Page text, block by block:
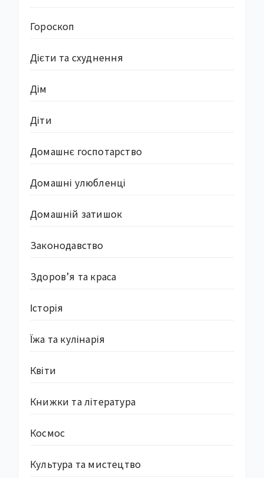
Гороскоп
Дієти та схуднення
Дім
Діти
Домашнє госпотарство
Домашні улюбленці
Домашній затишок
Законодавство
Здоров’я та краса
Історія
Їжа та кулінарія
Квіти
Книжки та література
Космос
Культура та мистецтво